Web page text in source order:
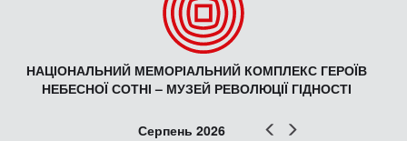
НАЦІОНАЛЬНИЙ МЕМОРІАЛЬНИЙ КОМПЛЕКС ГЕРОЇВ
НЕБЕСНОЇ СОТНІ – МУЗЕЙ РЕВОЛЮЦІЇ ГІДНОСТІ
Попер
Серпень 2026